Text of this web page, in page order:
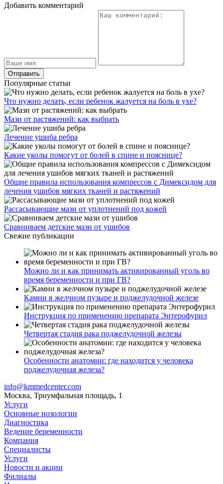
Добавить комментарий
Популярные статьи
Что нужно делать, если ребенок жалуется на боль в ухе?
Мази от растяжений: как выбрать
Лечение ушиба ребра
Какие уколы помогут от болей в спине и пояснице?
Общие правила использования компрессов с Димексидом для
лечения ушибов мягких тканей и растяжений
Рассасывающие мази от уплотнений под кожей
Сравниваем детские мази от ушибов
Свежие публикации
Можно ли и как принимать активированный уголь во
время беременности и при ГВ?
Камни в желчном пузыре и поджелудочной железе
Инструкция по применению препарата Энтерофурил
Четвертая стадия рака поджелудочной железы
Особенности анатомии: где находится у человека
поджелудочная железа?
info@kmmedcenter.com
Москва, Триумфальная площадь, 1
Услуги
Основные нозологии
Диагностика
Ведение беременности
Компания
Специалисты
Услуги
Новости и акции
Филиалы